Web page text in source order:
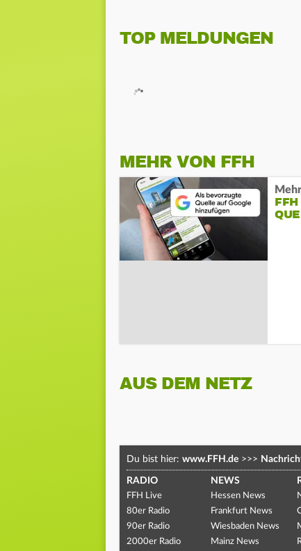
TOP MELDUNGEN
MEHR VON FFH
AUS DEM NETZ
Du bist hier: www.FFH.de >>>
RADIO
FFH Live
80er Radio
90er Radio
2000er Radio
NEWS
Hessen News
Frankfurt News
Wiesbaden News
Mainz News